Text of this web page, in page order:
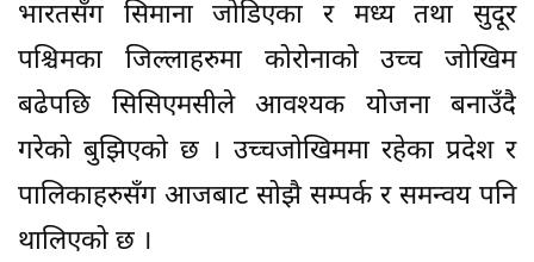
भारतसँग सिमाना जोडिएका र मध्य तथा सुदूर
पश्चिमका जिल्लाहरुमा कोरोनाको उच्च जोखिम
बढेपछि सिसिएमसीले आवश्यक योजना बनाउँदै
गरेको बुझिएको छ । उच्चजोखिममा रहेका प्रदेश र
पालिकाहरुसँग आजबाट सोझै सम्पर्क र समन्वय पनि
थालिएको छ ।